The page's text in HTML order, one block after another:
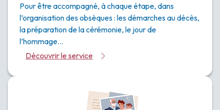
Pour être accompagné, à chaque étape, dans
l’organisation des obsèques : les démarches au décès,
la préparation de la cérémonie, le jour de
l’hommage…
Découvrir le service